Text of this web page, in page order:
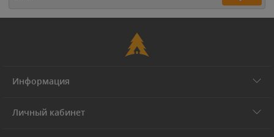
Информация
Личный кабинет